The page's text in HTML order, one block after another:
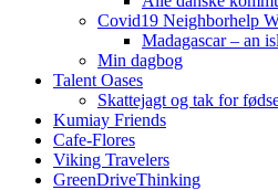
Covid19 Neighborhelp
Madagascar – an
Min dagbog
Talent Oases
Skattejagt og tak for
Kumiay Friends
Cafe-Flores
Viking Travelers
GreenDriveThinking